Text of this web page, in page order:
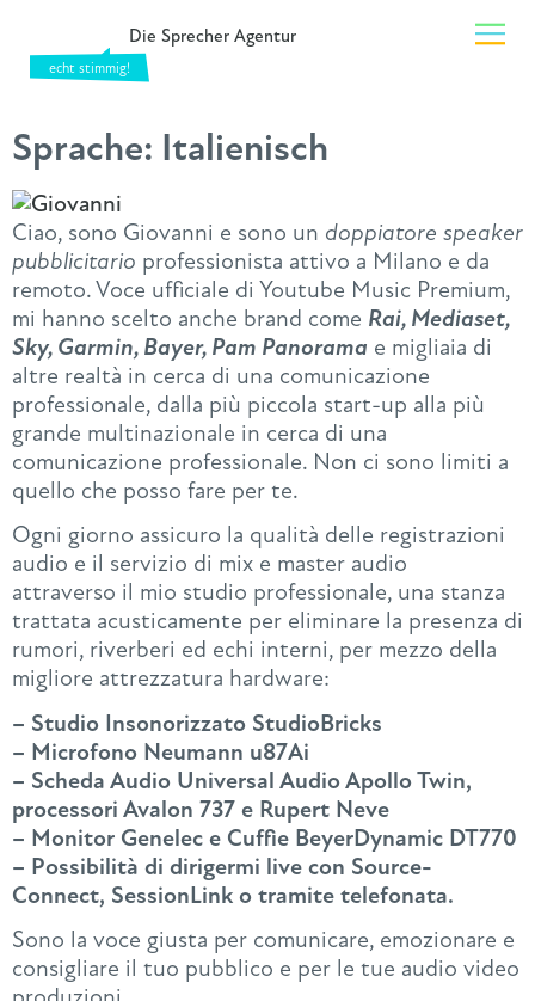
Die Sprecher Agentur
Sprache: Italienisch
Ciao, sono Giovanni e sono un doppiatore speaker
pubblicitario professionista attivo a Milano e da
remoto. Voce ufficiale di Youtube Music Premium,
mi hanno scelto anche brand come Rai, Mediaset,
Sky, Garmin, Bayer, Pam Panorama e migliaia di
altre realtà in cerca di una comunicazione
professionale, dalla più piccola start-up alla più
grande multinazionale in cerca di una
comunicazione professionale. Non ci sono limiti a
quello che posso fare per te.
Ogni giorno assicuro la qualità delle registrazioni
audio e il servizio di mix e master audio
attraverso il mio studio professionale, una stanza
trattata acusticamente per eliminare la presenza di
rumori, riverberi ed echi interni, per mezzo della
migliore attrezzatura hardware:
– Studio Insonorizzato StudioBricks
– Microfono Neumann u87Ai
– Scheda Audio Universal Audio Apollo Twin,
processori Avalon 737 e Rupert Neve
– Monitor Genelec e Cuffie BeyerDynamic DT770
– Possibilità di dirigermi live con Source-
Connect, SessionLink o tramite telefonata.
Sono la voce giusta per comunicare, emozionare e
consigliare il tuo pubblico e per le tue audio video